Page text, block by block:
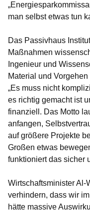
„
man selbst etwas tun
Das Passivhaus Institut
Maßnahmen
Ingenieur und
Material und
„Es muss nicht
es richtig gemacht ist
finanziell. Das Motto
anfangen,
auf größere Projekte
Großen etwas
funktioniert das sicher
Wirtschaftsminister Al-
verhindern, dass wir
hätte massive